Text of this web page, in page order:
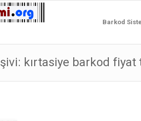
Barkod
kırtasiye barkod fiyat